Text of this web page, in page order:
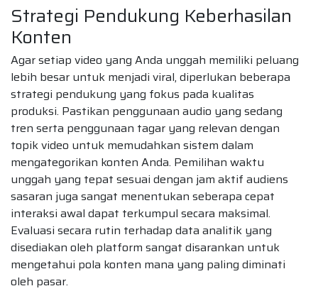
Strategi Pendukung Keberhasilan
Konten
Agar setiap video yang Anda unggah memiliki peluang
lebih besar untuk menjadi viral, diperlukan beberapa
strategi pendukung yang fokus pada kualitas
produksi. Pastikan penggunaan audio yang sedang
tren serta penggunaan tagar yang relevan dengan
topik video untuk memudahkan sistem dalam
mengategorikan konten Anda. Pemilihan waktu
unggah yang tepat sesuai dengan jam aktif audiens
sasaran juga sangat menentukan seberapa cepat
interaksi awal dapat terkumpul secara maksimal.
Evaluasi secara rutin terhadap data analitik yang
disediakan oleh platform sangat disarankan untuk
mengetahui pola konten mana yang paling diminati
oleh pasar.